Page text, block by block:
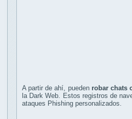
A partir de ahí, pueden robar chats
la Dark Web. Estos registros de
ataques Phishing personalizados.